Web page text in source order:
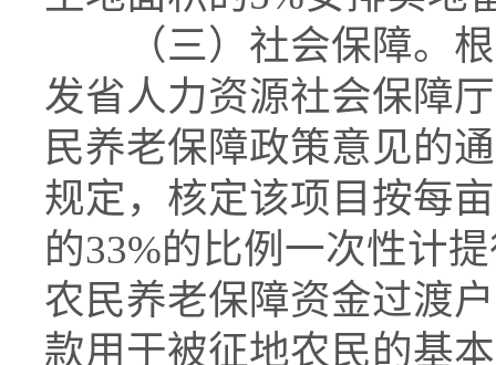
（三）社会保障。根
发省人力资源社会保障
民养老保障政策意见的
规定，核定该项目按每
的33%的比例一次性计
农民养老保障资金过渡
款用于被征地农民的基